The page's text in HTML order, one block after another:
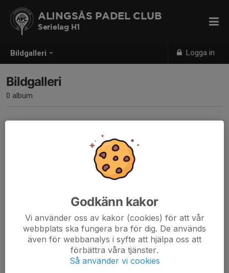
Bildgalleri Logga in
ALINGSÅS PADEL CLUB
Serielag H1
Bildgalleri
0 album
Inga album skapade
Godkänn kakor
Vi använder oss av kakor (cookies) för att vår
webbplats ska fungera bra för dig. De används
även för webbanalys i syfte att hjälpa oss att
förbättra våra tjänster.
Så använder vi cookies